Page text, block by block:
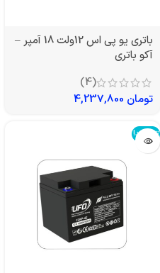
باتری یو پی اس 12ولت 18 آمپر –
آکو باتری
(4)
تومان
تمام شد!